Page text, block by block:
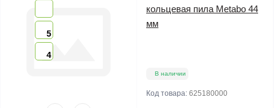
5
4
кольцевая пила Metabo 44
мм
В наличии
Код товара: 625180000